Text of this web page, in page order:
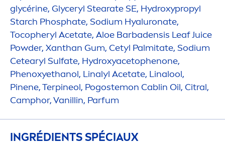
glycérine, Glyceryl Stearate SE, Hydroxypropyl
Starch Phosphate, Sodium Hyaluronate,
Tocopheryl Acetate, Aloe Barbadensis Leaf Juice
Powder, Xanthan Gum, Cetyl Palmitate, Sodium
Cetearyl Sulfate, Hydroxyacetophenone,
Phenoxyethanol, Linalyl Acetate, Linalool,
Pinene, Terpineol, Pogostemon Cablin Oil, Citral,
Camphor, Vanillin, Parfum
INGRÉDIENTS SPÉCIAUX